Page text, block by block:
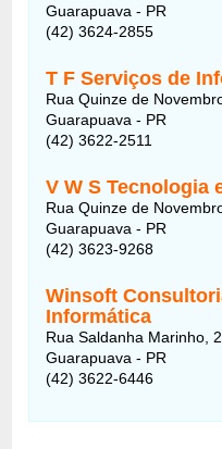
Guarapuava - PR
(42) 3624-2855
T F Serviços de
Rua Quinze de
Guarapuava - PR
(42) 3622-2511
V W S Tecnologia
Rua Quinze de
Guarapuava - PR
(42) 3623-9268
Winsoft
Informática
Rua Saldanha Marinho,
Guarapuava - PR
(42) 3622-6446